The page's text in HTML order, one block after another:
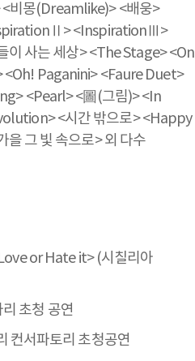
비몽(Dreamlike)> <배웅>
<InspirationⅢ>
사는 세상> <The Stage> <On
<Oh! Paganini> <Faure Duet>
<Pearl> <圖(그림)> <In
<시간 밖으로> <Happy
을 그 빛 속으로> 외 다수
or Hate it> (시칠리아
초청 공연
컨서파토리 초청공연